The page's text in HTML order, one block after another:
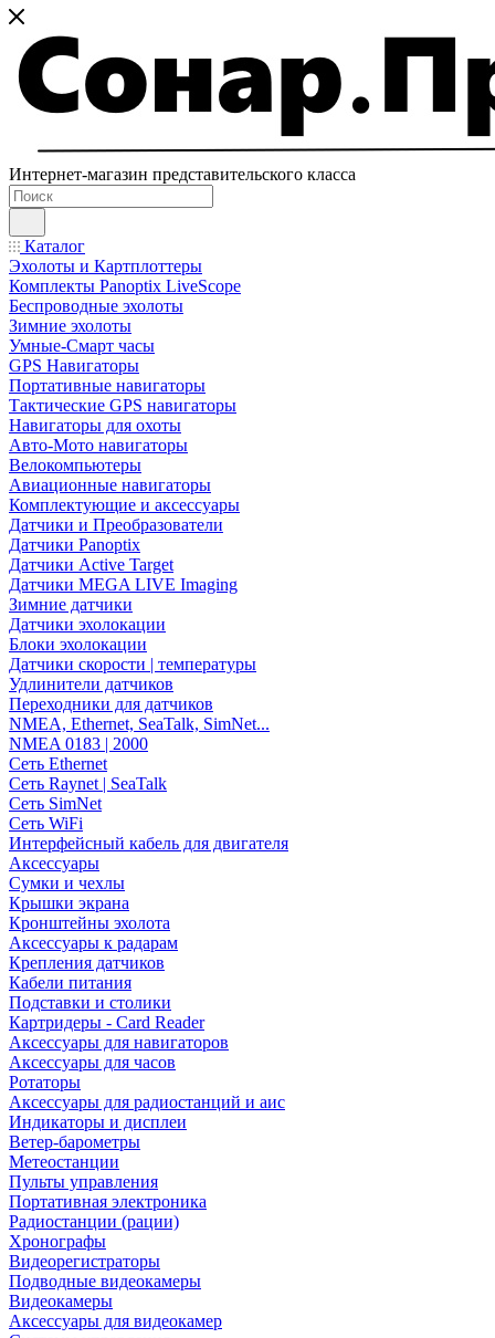
Интернет-магазин представительского класса
Каталог
Эхолоты и Картплоттеры
Комплекты Panoptix LiveScope
Беспроводные эхолоты
Зимние эхолоты
Умные-Смарт часы
GPS Навигаторы
Портативные навигаторы
Тактические GPS навигаторы
Навигаторы для охоты
Авто-Мото навигаторы
Велокомпьютеры
Авиационные навигаторы
Комплектующие и аксессуары
Датчики и Преобразователи
Датчики Panoptix
Датчики Active Target
Датчики MEGA LIVE Imaging
Зимние датчики
Датчики эхолокации
Блоки эхолокации
Датчики скорости | температуры
Удлинители датчиков
Переходники для датчиков
NMEA, Ethernet, SeaTalk, SimNet...
NMEA 0183 | 2000
Сеть Ethernet
Сеть Raynet | SeaTalk
Сеть SimNet
Сеть WiFi
Интерфейсный кабель для двигателя
Аксессуары
Сумки и чехлы
Крышки экрана
Кронштейны эхолота
Аксессуары к радарам
Крепления датчиков
Кабели питания
Подставки и столики
Картридеры - Card Reader
Аксессуары для навигаторов
Аксессуары для часов
Ротаторы
Аксессуары для радиостанций и аис
Индикаторы и дисплеи
Ветер-барометры
Метеостанции
Пульты управления
Портативная электроника
Радиостанции (рации)
Хронографы
Видеорегистраторы
Подводные видеокамеры
Видеокамеры
Аксессуары для видеокамер